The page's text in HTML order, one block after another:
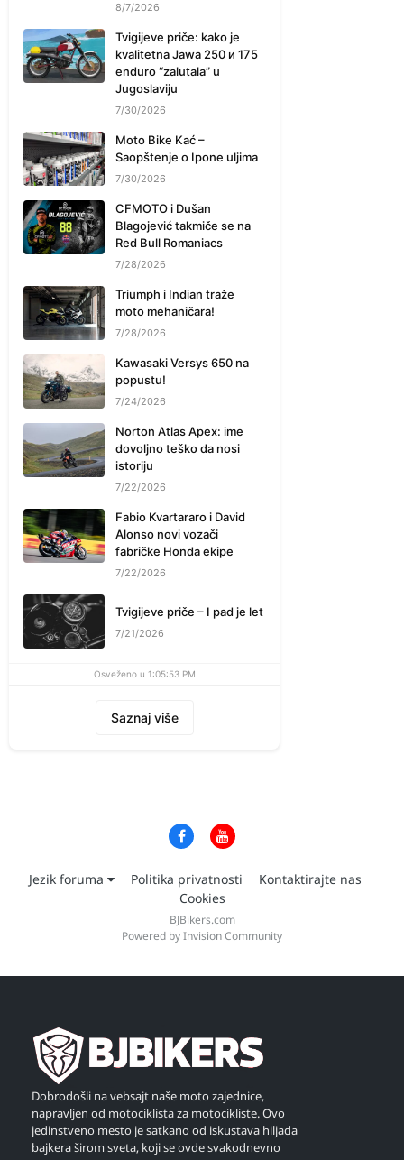
8/7/2026
Tvigijeve priče: kako je
kvalitetna Jawa 250 и 175
enduro “zalutala” u
Jugoslaviju
7/30/2026
Moto Bike Kać –
Saopštenje o Ipone uljima
7/30/2026
CFMOTO i Dušan
Blagojević takmiče se na
Red Bull Romaniacs
7/28/2026
Triumph i Indian traže
moto mehaničara!
7/28/2026
Kawasaki Versys 650 na
popustu!
7/24/2026
Norton Atlas Apex: ime
dovoljno teško da nosi
istoriju
7/22/2026
Fabio Kvartararo i David
Alonso novi vozači
fabričke Honda ekipe
7/22/2026
Tvigijeve priče – I pad je let
7/21/2026
Osveženo u 1:05:53 PM
Saznaj više
Jezik foruma Politika privatnosti
Kontaktirajte nas
Cookies
BJBikers.com
Powered by Invision Community
Dobrodošli na vebsajt naše moto zajednice,
napravljen od motociklista za motocikliste. Ovo
jedinstveno mesto je satkano od iskustava hiljada
bajkera širom sveta, koji se ovde svakodnevno